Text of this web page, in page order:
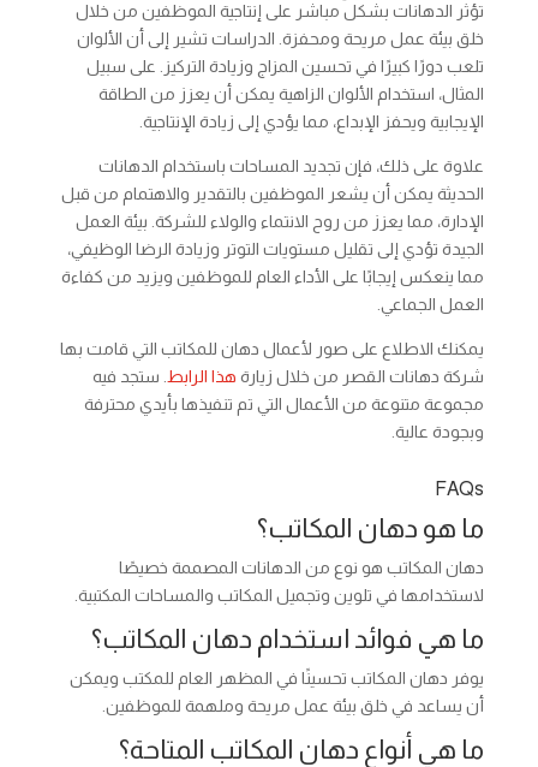
تؤثر الدهانات بشكل مباشر على إنتاجية الموظفين من خلال
خلق بيئة عمل مريحة ومحفزة. الدراسات تشير إلى أن الألوان
تلعب دورًا كبيرًا في تحسين المزاج وزيادة التركيز. على سبيل
المثال، استخدام الألوان الزاهية يمكن أن يعزز من الطاقة
الإيجابية ويحفز الإبداع، مما يؤدي إلى زيادة الإنتاجية.
علاوة على ذلك، فإن تجديد المساحات باستخدام الدهانات
الحديثة يمكن أن يشعر الموظفين بالتقدير والاهتمام من قبل
الإدارة، مما يعزز من روح الانتماء والولاء للشركة. بيئة العمل
الجيدة تؤدي إلى تقليل مستويات التوتر وزيادة الرضا الوظيفي،
مما ينعكس إيجابًا على الأداء العام للموظفين ويزيد من كفاءة
العمل الجماعي.
يمكنك الاطلاع على صور لأعمال دهان للمكاتب التي قامت بها
شركة دهانات القصر من خلال زيارة هذا الرابط. ستجد فيه
مجموعة متنوعة من الأعمال التي تم تنفيذها بأيدي محترفة
وبجودة عالية.
FAQs
ما هو دهان المكاتب؟
دهان المكاتب هو نوع من الدهانات المصممة خصيصًا
لاستخدامها في تلوين وتجميل المكاتب والمساحات المكتبية.
ما هي فوائد استخدام دهان المكاتب؟
يوفر دهان المكاتب تحسينًا في المظهر العام للمكتب ويمكن
أن يساعد في خلق بيئة عمل مريحة وملهمة للموظفين.
ما هي أنواع دهان المكاتب المتاحة؟